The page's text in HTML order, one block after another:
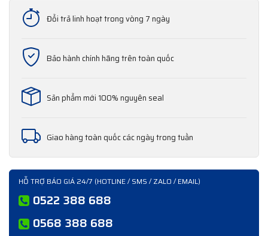
Đổi trả linh hoạt trong vòng 7 ngày
Bảo hành chính hãng trên toàn quốc
Sản phẩm mới 100% nguyên seal
Giao hàng toàn quốc các ngày trong tuần
HỖ TRỢ BÁO GIÁ 24/7 (HOTLINE / SMS / ZALO / EMAIL)
0522 388 688
0568 388 688